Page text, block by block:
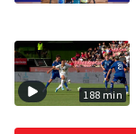
188 min